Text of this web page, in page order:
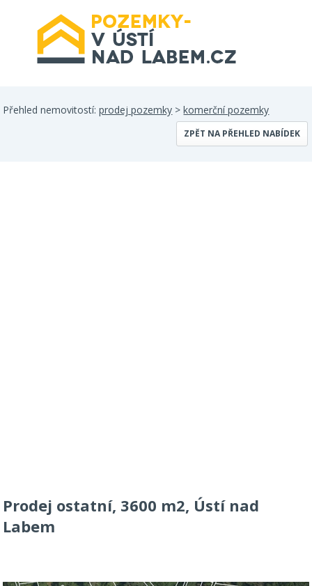
Přehled nemovitostí:prodej pozemky >komerční pozemky
ZPĚT NA PŘEHLED NABÍDEK
Prodej ostatní, 3600 m2, Ústí nad
Labem